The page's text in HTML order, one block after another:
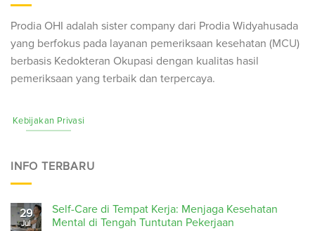
Prodia OHI adalah sister company dari Prodia Widyahusada
yang berfokus pada layanan pemeriksaan kesehatan (MCU)
berbasis Kedokteran Okupasi dengan kualitas hasil
pemeriksaan yang terbaik dan terpercaya.
Kebijakan Privasi
INFO TERBARU
29
Jul
Self-Care di Tempat Kerja: Menjaga Kesehatan
Mental di Tengah Tuntutan Pekerjaan